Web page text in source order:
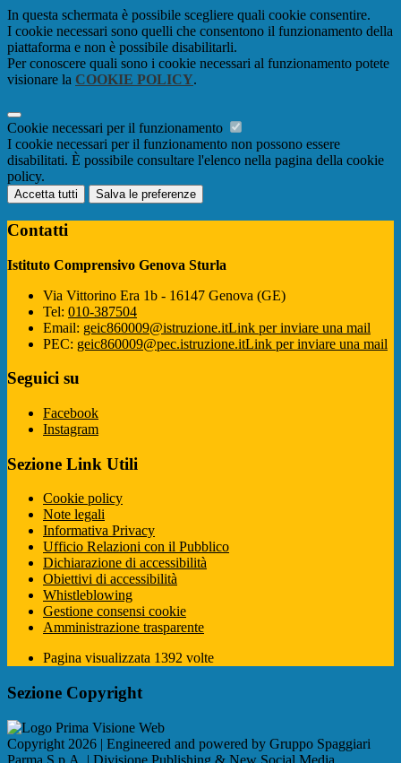
In questa schermata è possibile scegliere quali cookie consentire.
I cookie necessari sono quelli che consentono il funzionamento della
piattaforma e non è possibile disabilitarli.
Per conoscere quali sono i cookie necessari al funzionamento potete
visionare la COOKIE POLICY.
Cookie necessari per il funzionamento
I cookie necessari per il funzionamento non possono essere
disabilitati. È possibile consultare l'elenco nella pagina della cookie
policy.
Accetta tutti Salva le preferenze
Contatti
Istituto Comprensivo Genova Sturla
Via Vittorino Era 1b - 16147 Genova (GE)
Tel: 010-387504
Email: geic860009@istruzione.itLink per inviare una mail
PEC: geic860009@pec.istruzione.itLink per inviare una mail
Seguici su
Facebook
Instagram
Sezione Link Utili
Cookie policy
Note legali
Informativa Privacy
Ufficio Relazioni con il Pubblico
Dichiarazione di accessibilità
Obiettivi di accessibilità
Whistleblowing
Gestione consensi cookie
Amministrazione trasparente
Pagina visualizzata 1392 volte
Sezione Copyright
Copyright 2026 | Engineered and powered by Gruppo Spaggiari
Parma S.p.A. | Divisione Publishing & New Social Media